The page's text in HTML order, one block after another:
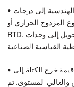
• يتم احتساب تحويل الوحدات الهندسية إلى درجات C أو F تلقائيًا
المزدوج الحراري أو
RTD. تصحح هذه التحويلات عدم الخطية في التحويل إلى وحدات
• تعمل وحدة الإدخال التناظرية على قياس قيمة خرج الكتلة إلى
المستوى. تم